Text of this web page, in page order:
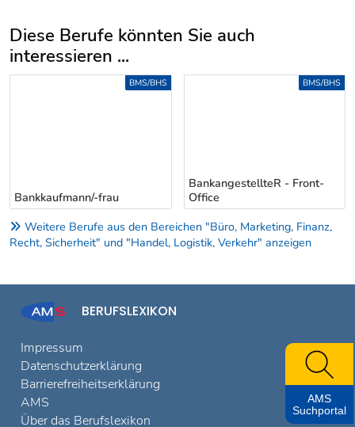
Diese Berufe könnten Sie auch
interessieren ...
Uber weitere Berufsvorschläge
Bankkaufmann/-frau
BMS/BHS
BankangestellteR - Front-
Office
BMS/BHS
Weitere Berufe aus den Bereichen "Büro, Marketing, Finanz,
Recht, Sicherheit" und "Handel, Logistik, Verkehr" anzeigen
BERUFSLEXIKON
Impressum
Datenschutzerklärung
Barrierefreiheitserklärung
AMS
Über das Berufslexikon
AMS
Suchportal